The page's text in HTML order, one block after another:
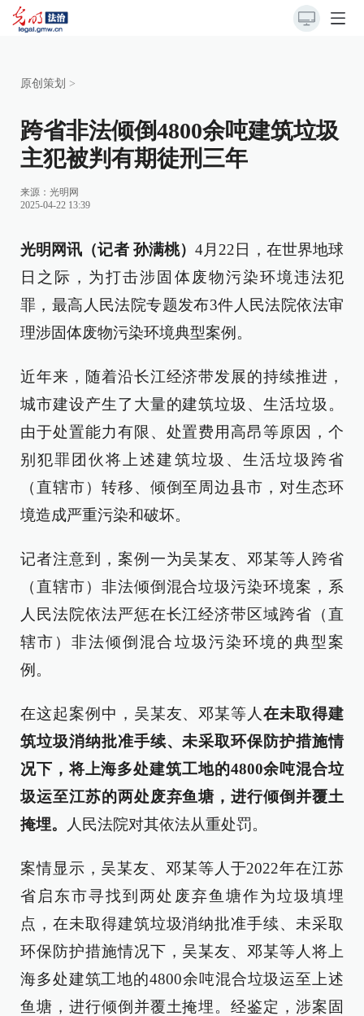
原创策划 >
跨省非法倾倒4800余吨建筑垃圾
主犯被判有期徒刑三年
来源： 光明网
2025-04-22 13:39
光明网讯（记者 孙满桃）4月22日，在世界地球
日之际，为打击涉固体废物污染环境违法犯
罪，最高人民法院专题发布3件人民法院依法审
理涉固体废物污染环境典型案例。
近年来，随着沿长江经济带发展的持续推进，
城市建设产生了大量的建筑垃圾、生活垃圾。
由于处置能力有限、处置费用高昂等原因，个
别犯罪团伙将上述建筑垃圾、生活垃圾跨省
（直辖市）转移、倾倒至周边县市，对生态环
境造成严重污染和破坏。
记者注意到，案例一为吴某友、邓某等人跨省
（直辖市）非法倾倒混合垃圾污染环境案，系
人民法院依法严惩在长江经济带区域跨省（直
辖市）非法倾倒混合垃圾污染环境的典型案
例。
在这起案例中，吴某友、邓某等人在未取得建
筑垃圾消纳批准手续、未采取环保防护措施情
况下，将上海多处建筑工地的4800余吨混合垃
圾运至江苏的两处废弃鱼塘，进行倾倒并覆土
掩埋。
人民法院对其依法从重处罚。
案情显示，吴某友、邓某等人于2022年在江苏
省启东市寻找到两处废弃鱼塘作为垃圾填埋
点，在未取得建筑垃圾消纳批准手续、未采取
环保防护措施情况下，吴某友、邓某等人将上
海多处建筑工地的4800余吨混合垃圾运至上述
鱼塘，进行倾倒并覆土掩埋。经鉴定，涉案固